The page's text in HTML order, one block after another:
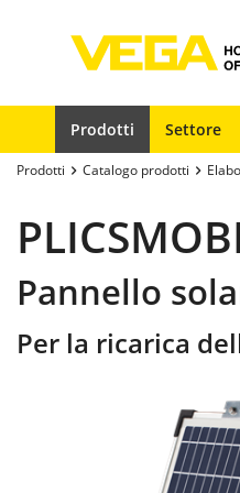
Prodotti Settore
Prodotti Catalogo prodotti
Pannello
Per la ricarica